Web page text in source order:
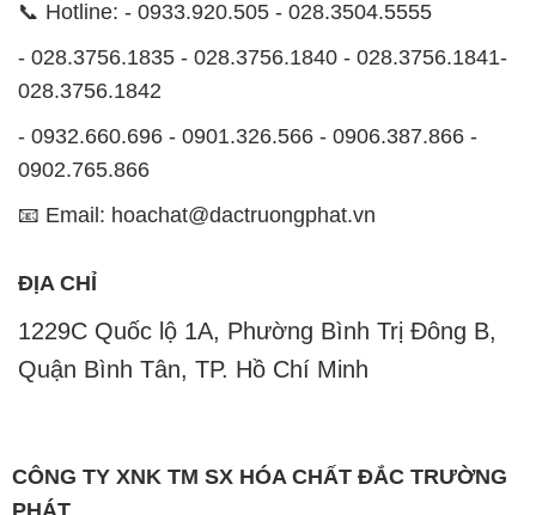
0902.765.866
📧 Email: hoachat@dactruongphat.vn
ĐỊA CHỈ
1229C Quốc lộ 1A, Phường Bình Trị Đông B,
Quận Bình Tân, TP. Hồ Chí Minh
CÔNG TY XNK TM SX HÓA CHẤT ĐẮC TRƯỜNG
PHÁT
kinh doanh và phân phối các loại hóa chất công
nghiệp đa dạng, nhằm đáp ứng nhu cầu sử dụng của